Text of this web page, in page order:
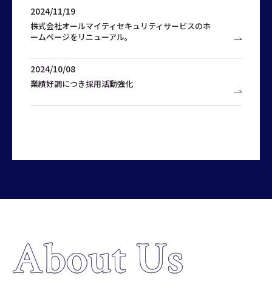
2024/11/19
株式会社オールマイティセキュリティサービスのホ
ームページをリニューアル。
2024/10/08
業績好調につき採用活動強化
About Us